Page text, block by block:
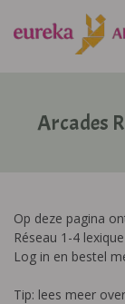
Arcades
Op deze pagina
Réseau 1-4
Log in en bestel
Tip: lees meer